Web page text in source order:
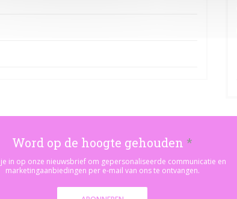
Word op de hoogte gehouden *
je in op onze nieuwsbrief om gepersonaliseerde communicatie en
marketingaanbiedingen per e-mail van ons te ontvangen.